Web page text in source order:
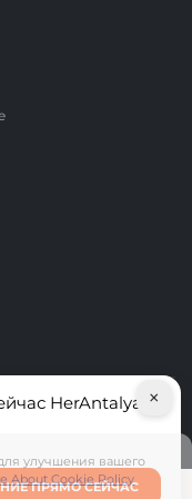
HerAntalya
ПРЯМО СЕЙЧАС
×
улучшения вашего
About Cookie Policy